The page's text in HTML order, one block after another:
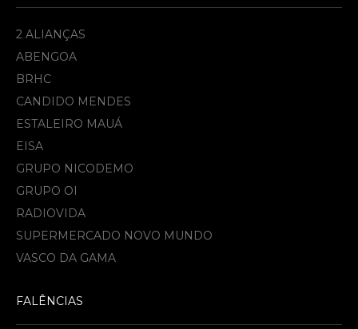
2 ALIANÇAS
ABENGOA
BRHC
CANDIDO MENDES
ESTALEIRO MAUÁ
EISA
GRUPO NICODEMO
GRUPO OI
RADIOVIDA
SUPERMERCADO NOVO MUNDO
VASCO DA GAMA
FALÊNCIAS